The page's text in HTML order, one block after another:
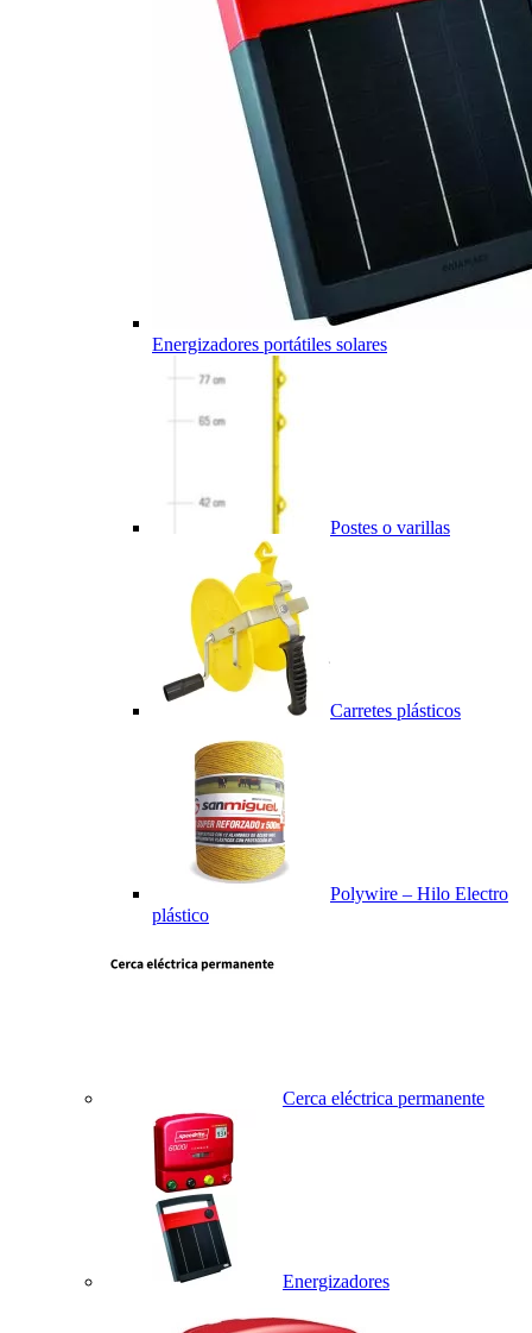
Energizadores portátiles solares
Postes o varillas
Carretes plásticos
Polywire – Hilo Electro
plástico
Cerca eléctrica permanente
Energizadores